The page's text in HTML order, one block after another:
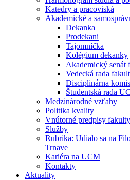
Katedry a pracoviská
Akademické a
Dekanka
Prodekani
Tajomníčka
Kolégium dekanky
Akademický senát
Vedecká rada
Disciplinárna
Študentská rada
Medzinárodné vzťahy
Politika kvality
Vnútorné predpisy fakulty
Služby
Rubrika: Udialo sa na
Trnave
Kariéra na UCM
Kontakty
Aktuality